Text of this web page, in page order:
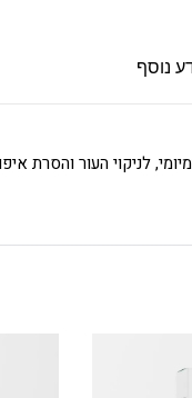
נוסף
לניקוי העור והסרת